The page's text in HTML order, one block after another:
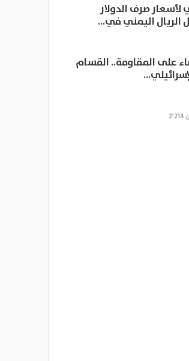
صرف الدولار
الريال اليمني في…
على المقاومة.. القسام